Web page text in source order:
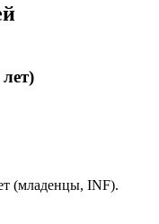
(младенцы, INF).